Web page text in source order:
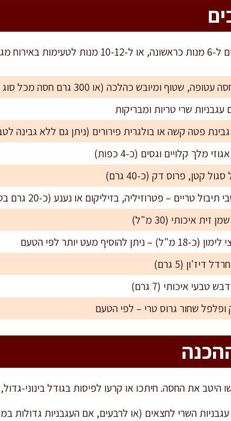
להגדיל את הכמויות בהתאם.
טריים – פטרוזיליה, בזיליקום או נענע (כ-20 גרם בסך הכול)
ניתן להוסיף מעט יותר לפי הטעם
שחור גרוס טרי – לפי הטעם
היטב את החסה. חיתכו או קרעו לפיסות בגודל בינוני-
השרי לחצאים (או לרבעים, אם העגבניות גדולות